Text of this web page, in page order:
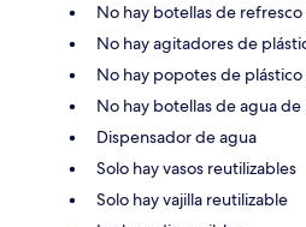
No hay botellas de
No hay agitadores de
No hay popotes de
No hay botellas de agua de
Dispensador de agua
Solo hay vasos reutilizables
Solo hay vajilla reutilizable